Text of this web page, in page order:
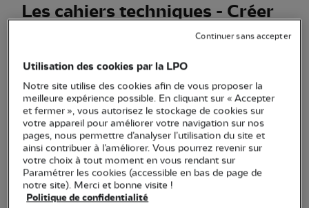
Les cahiers techniques - Créer
des refuges à insectes
8,00 €
Tout pour découvrir, observer et mieux connaître le monde
fascinant des insectes.Voir plus
Quantité
En stock
Utilisation des cookies par la LPO
Notre site utilise des cookies afin de vous proposer la
meilleure expérience possible. En cliquant sur « Accepter
et fermer », vous autorisez le stockage de cookies sur
votre appareil pour améliorer votre navigation sur nos
pages, nous permettre d’analyser l’utilisation du site et
ainsi contribuer à l’améliorer. Vous pourrez revenir sur
votre choix à tout moment en vous rendant sur
Paramétrer les cookies (accessible en bas de page de
notre site). Merci et bonne visite !
Politique de confidentialité
Continuer sans accepter